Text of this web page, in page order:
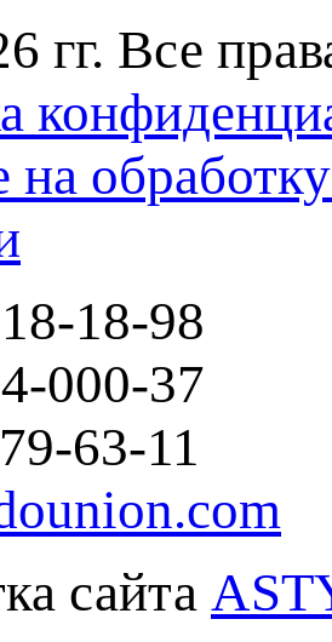
гг. Все
на
18-98
000-37
63-11
сайта